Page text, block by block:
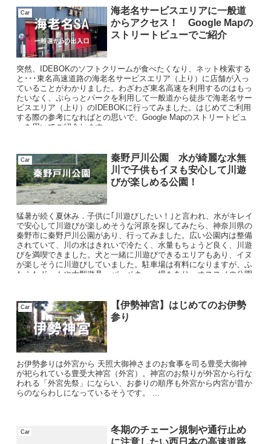
Car
海老名サービスエリアに一般道
からアクセス！ Google Mapの
ストリートビューでご紹介
突然、IDEBOKのソフトクリームが食べたくなり、ネット検索する
と･･･東名高速道路の海老名サービスエリア（上り）に店舗が入っ
ていることがわかりました。わざわざ東名高速を利用するのはもっ
たいなく、ぷらっとパークを利用して一般道から徒歩で海老名サー
ビスエリア（上り）のIDEBOKに行ってみました。はじめてご利用
する際の参考になればとの思いで、Google Mapのストリートビュ
ーを用いてご紹介します。
Car
秦野戸川公園 水が綺麗な水無
川で子供もイヌも安心して川遊
びが楽しめる公園！
猛暑が続く夏休み．子供に｢川遊びしたい！｣と言われ、水がキレイ
で安心して川遊びが楽しめそうな河原を探してみたら、神奈川県の
秦野市に秦野戸川公園があり、行ってみました。広い公園内は整備
されていて、川の水はきれいで冷たく、水量もちょうど良く、川遊
びを満喫できました。犬と一緒に川遊びできるエリアもあり、イヌ
が楽しそうに川遊びしていました。駐車場は有料になりますが、ふ
わふわドームや大型遊具、バーベキュー場もあり、オススメの公園
Car
【伊勢神宮】はじめてのお伊勢
参り
お伊勢参りは外宮から 天照大御神さまのお食事を司る豊受大御神
が祀られている豊受大神宮（外宮）。神宮のお祭りが外宮から行な
われる「外宮先祭」にならい、お参りの順序も外宮から内宮が昔か
らのならわしになっているそうです。 ...
Car
冬期のチェーン規制や通行止め